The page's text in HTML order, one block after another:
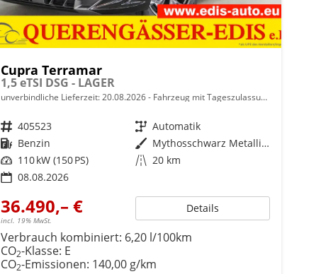
Cupra Terramar
1,5 eTSI DSG - LAGER
unverbindliche Lieferzeit:20.08.2026 Fahrzeug mit Tageszulassung
Fahrzeugnr. 405523 Getriebe Automatik
Kraftstoff Benzin Außenfarbe
Mythosschwarz Metallic (0E)
Leistung 110 kW (150 PS) Kilometerstand 20 km
08.08.2026
36.490,– €
incl. 19% MwSt.
Details
Verbrauch kombiniert: 6,20 l/100km
CO2-Klasse: E
CO2-Emissionen: 140,00 g/km